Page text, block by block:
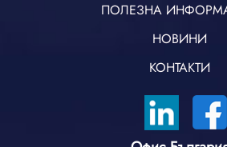
ПОЛЕЗНА
НОВИНИ
КОНТАКТИ